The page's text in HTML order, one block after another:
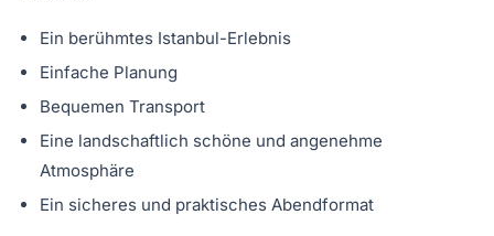
Ein berühmtes Istanbul-Erlebnis
Einfache Planung
Bequemen Transport
Eine landschaftlich schöne und angenehme
Atmosphäre
Ein sicheres und praktisches Abendformat